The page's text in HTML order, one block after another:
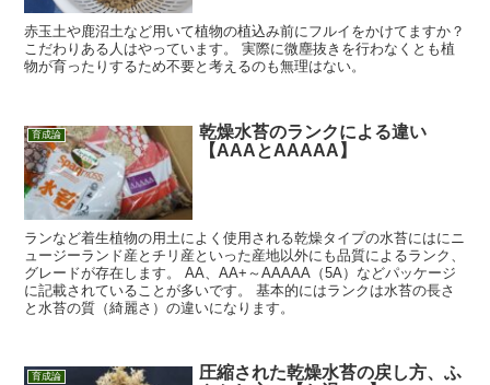
赤玉土や鹿沼土など用いて植物の植込み前にフルイをかけてますか？
こだわりある人はやっています。 実際に微塵抜きを行わなくとも植
物が育ったりするため不要と考えるのも無理はない。
育成論
乾燥水苔のランクによる違い
【AAAとAAAAA】
ランなど着生植物の用土によく使用される乾燥タイプの水苔にはにニ
ュージーランド産とチリ産といった産地以外にも品質によるランク、
グレードが存在します。 AA、AA+～AAAAA（5A）などパッケージ
に記載されていることが多いです。 基本的にはランクは水苔の長さ
と水苔の質（綺麗さ）の違いになります。
育成論
圧縮された乾燥水苔の戻し方、ふ